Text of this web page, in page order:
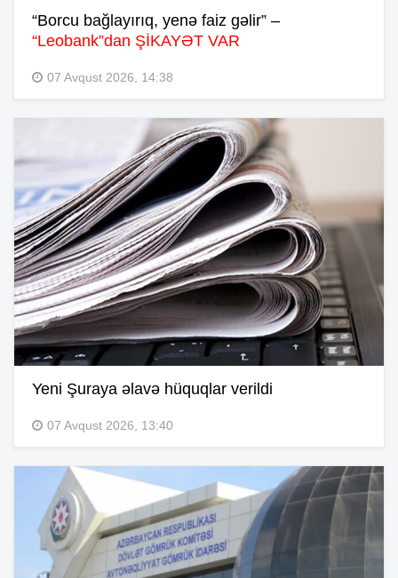
“Borcu bağlayırıq, yenə faiz gəlir” –
“Leobank”dan ŞİKAYƏT VAR
07 Avqust 2026, 14:38
Yeni Şuraya əlavə hüquqlar verildi
07 Avqust 2026, 13:40